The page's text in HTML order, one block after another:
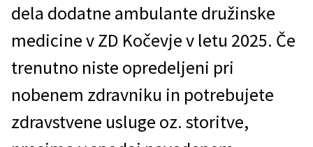
dela dodatne ambulante družinske
medicine v ZD Kočevje v letu 2025. Če
trenutno niste opredeljeni pri
nobenem zdravniku in potrebujete
zdravstvene usluge oz. storitve,